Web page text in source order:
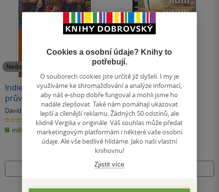
Nedostupné
Indie jih - turistický
průvodce
David Abram & další
0.0
z
5
hvězdiček
měkká vazba
Nedostupné
Do Indie kam jinam
Iva Pekárková
0.0
z
5
hvězdiček
měkká vazba
Cookies a osobní údaje? Knihy to
potřebují.
O souborech cookies jste určitě již slyšeli. I my je
využíváme ke shromažďování a analýze informací,
aby náš e-shop dobře fungoval a mohli jsme ho
nadále zlepšovat. Také nám pomáhají ukazovat
lepší a cílenější reklamu. Žádných 50 odstínů, ale
klidně Vergilia v originále. Váš souhlas může předat
marketingovým platformám i některé vaše osobní
údaje. Ale vše bedlivě hlídáme. Jako naši vlastní
knihovnu!
Zjistit více